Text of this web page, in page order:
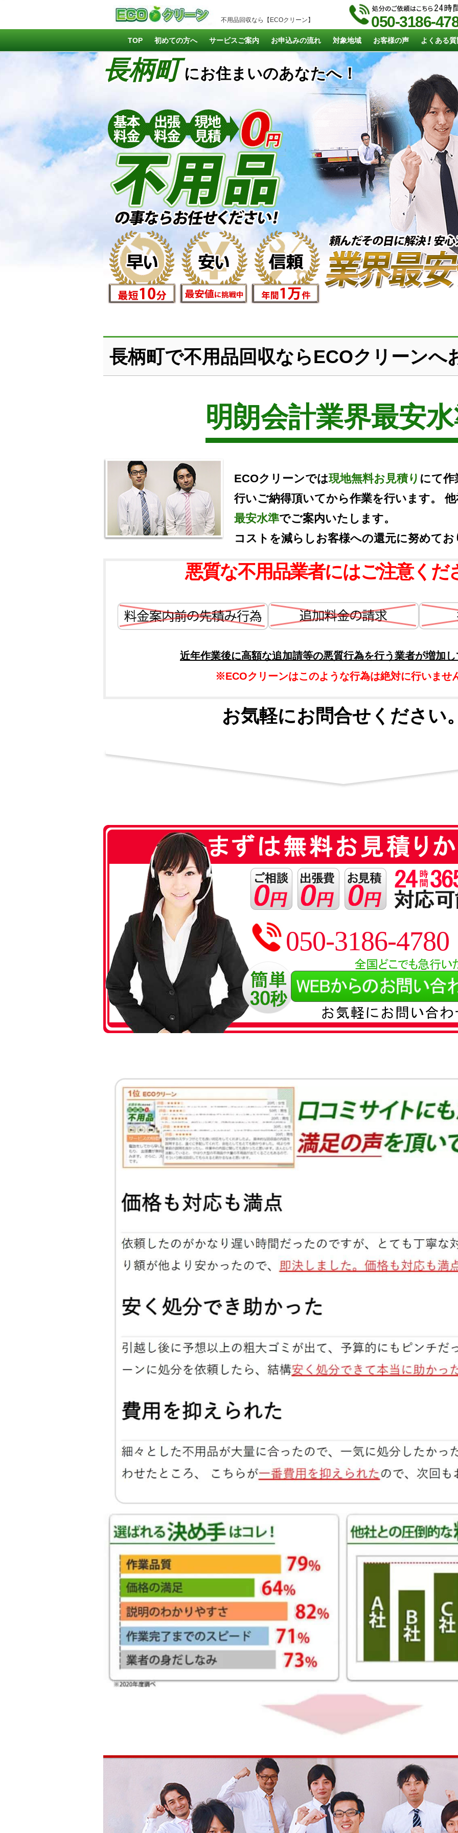
不用品回収なら【ECOクリーン】 050-3186-
TOP 初めての方へ サービスご案内 お申込みの流れ 対象地域 お客様の声 よくある質
長柄町 にお住まいのあなたへ！
長柄町で不用品回収ならECOクリーンへ
明朗会計業界最安
ECOクリーンでは現地無料お見積り にて作
行いご納得頂いてから作業を行います。
最安水準でご案内いたします。
コストを減らしお客様への還元に努めてお
悪質な不用品業者にはご注意くだ
近年作業後に高額な追加請等の悪質行為を行う業者が増加
※ECOクリーンはこのような行為は絶対に行いませ
お気軽にお問合せください
050-3186-4780